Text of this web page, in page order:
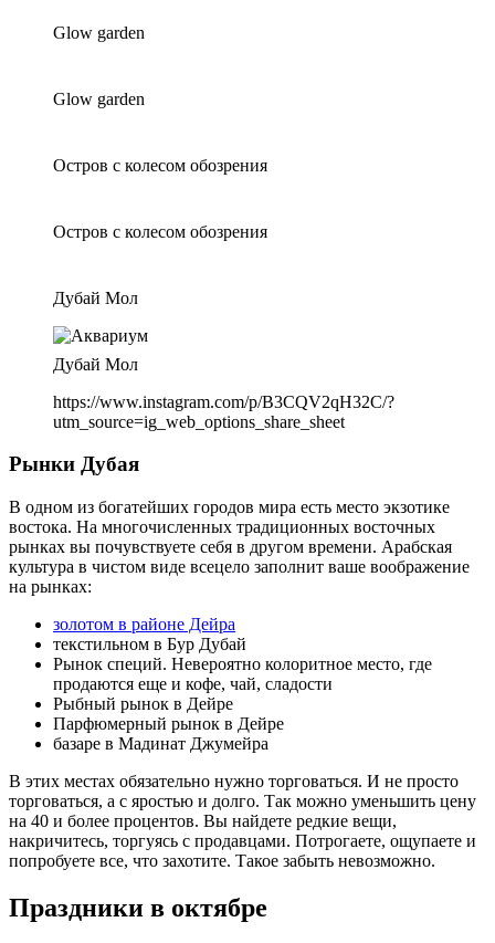
Glow garden
Glow garden
Остров с колесом обозрения
Остров с колесом обозрения
Дубай Мол
Дубай Мол
https://www.instagram.com/p/B3CQV2qH32C/?
utm_source=ig_web_options_share_sheet
Рынки Дубая
В одном из богатейших городов мира есть место экзотике
востока. На многочисленных традиционных восточных
рынках вы почувствуете себя в другом времени. Арабская
культура в чистом виде всецело заполнит ваше воображение
на рынках:
золотом в районе Дейра
текстильном в Бур Дубай
Рынок специй. Невероятно колоритное место, где
продаются еще и кофе, чай, сладости
Рыбный рынок в Дейре
Парфюмерный рынок в Дейре
базаре в Мадинат Джумейра
В этих местах обязательно нужно торговаться. И не просто
торговаться, а с яростью и долго. Так можно уменьшить цену
на 40 и более процентов. Вы найдете редкие вещи,
накричитесь, торгуясь с продавцами. Потрогаете, ощупаете и
попробуете все, что захотите. Такое забыть невозможно.
Праздники в октябре